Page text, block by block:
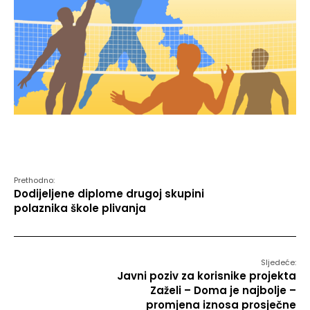
Prethodno:
Dodijeljene diplome drugoj skupini
polaznika škole plivanja
Sljedeće:
Javni poziv za korisnike projekta
Zaželi – Doma je najbolje –
promjena iznosa prosječne